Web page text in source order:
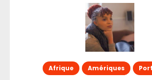
Afrique Amériques